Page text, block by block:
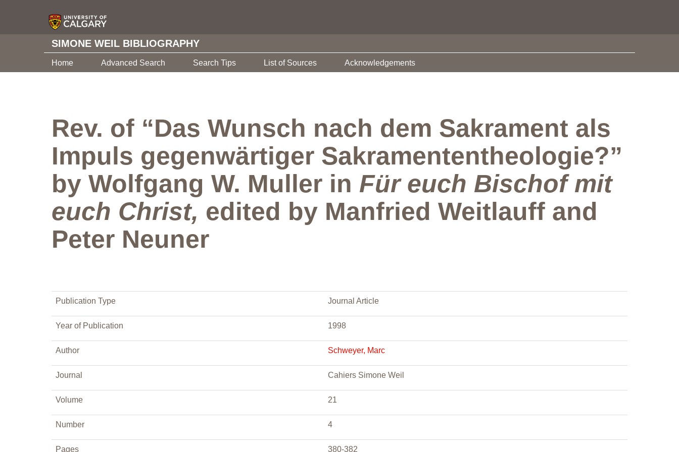
SIMONE WEIL BIBLIOGRAPHY
Home Advanced Search Search Tips List of Sources Acknowledgements
Rev. of “Das Wunsch nach dem Sakrament als
Impuls gegenwärtiger Sakramententheologie?”
by Wolfgang W. Muller in Für euch Bischof mit
euch Christ, edited by Manfried Weitlauff and
Peter Neuner
Publication Type Journal Article
Year of Publication 1998
Author Schweyer, Marc
Journal Cahiers Simone Weil
Volume 21
Number 4
Pages 380-382